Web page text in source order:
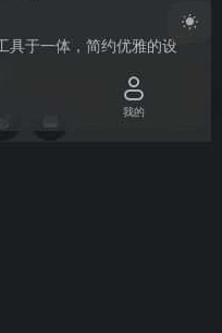
具于一体，简约优雅的设
我的